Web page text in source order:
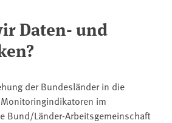
Daten- und
der Bundesländer in die
im
Bund/Länder-Arbeitsgemeinschaft